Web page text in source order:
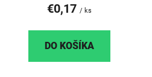
€0,17 / ks
DO KOŠÍKA